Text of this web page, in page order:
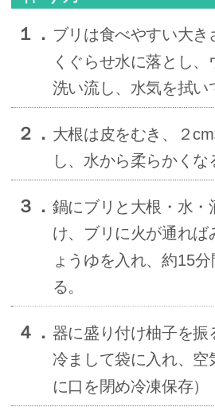
１． ブリは食べやすい大き
くぐらせ水に落とし、
洗い流し、水気を拭い
２． 大根は皮をむき、２
し、水から柔らかくな
３． 鍋にブリと大根・水・
け、ブリに火が通れば
ょうゆを入れ、約15
る。
４． 器に盛り付け柚子を振
冷まして袋に入れ、空
に口を閉め冷凍保存）